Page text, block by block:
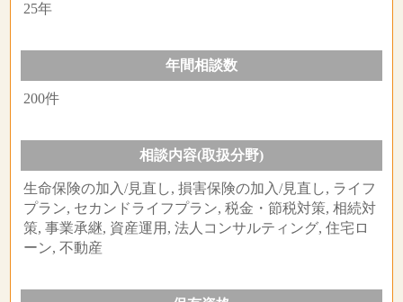
25年
年間相談数
200件
相談内容(取扱分野)
生命保険の加入/見直し, 損害保険の加入/見直し, ライフ
プラン, セカンドライフプラン, 税金・節税対策, 相続対
策, 事業承継, 資産運用, 法人コンサルティング, 住宅ロ
ーン, 不動産